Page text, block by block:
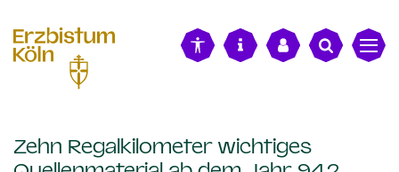
Zehn Regalkilometer wichtiges